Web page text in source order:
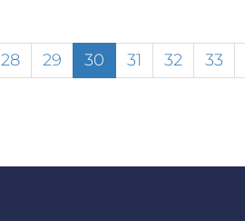
28 29 30 31 32 33